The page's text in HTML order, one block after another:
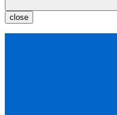
close